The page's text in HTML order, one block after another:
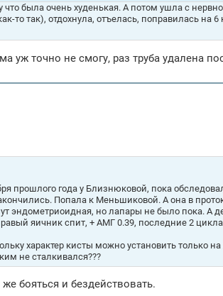
была очень худенькая. А потом ушла с
так), отдохнула, отъелась, поправилась на 6
уж точно не смогу, раз труба удалена
прошлого года у Близнюковой, пока
Попала к Меньшиковой. А она в
эндометриоидная, но лапары не было пока. А
яичник спит, + АМГ 0.39, последние 2 цикла
характер кисты можно установить только
не сталкивался???
бояться и бездействовать.